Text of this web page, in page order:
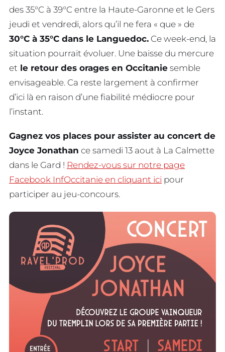
des 35°C à 39°C entre la Haute-Garonne et le Gers
jeudi et vendredi, alors qu’il ne fera « que » de
30°C à 35°C dans le Languedoc. Ce week-end, la
situation pourrait évoluer. Une baisse du mercure
et le retour des orages en Occitanie semble
envisageable. Ca reste largement à confirmer
d’ici là en raison d’une fiabilité médiocre pour
l’instant.
Gagnez vos places pour assister au concert de
Joyce Jonathan ce samedi 13 aout à La Calmette
dans le Gard ! Rendez-vous sur notre page
Facebook InfOccitanie en cliquant ici pour
participer au jeu-concours.